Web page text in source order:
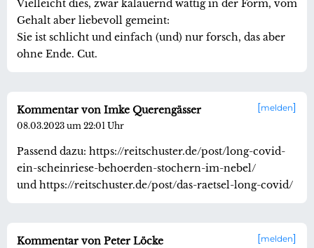
Vielleicht dies, zwar kalauernd wattig in der Form, vom
Gehalt aber liebevoll gemeint:
Sie ist schlicht und einfach (und) nur forsch, das aber
ohne Ende. Cut.
melden
Kommentar von Imke Querengässer
08.03.2023 um 22:01 Uhr
Passend dazu: https://reitschuster.de/post/long-covid-
ein-scheinriese-behoerden-stochern-im-nebel/
und https://reitschuster.de/post/das-raetsel-long-covid/
melden
Kommentar von Peter Löcke